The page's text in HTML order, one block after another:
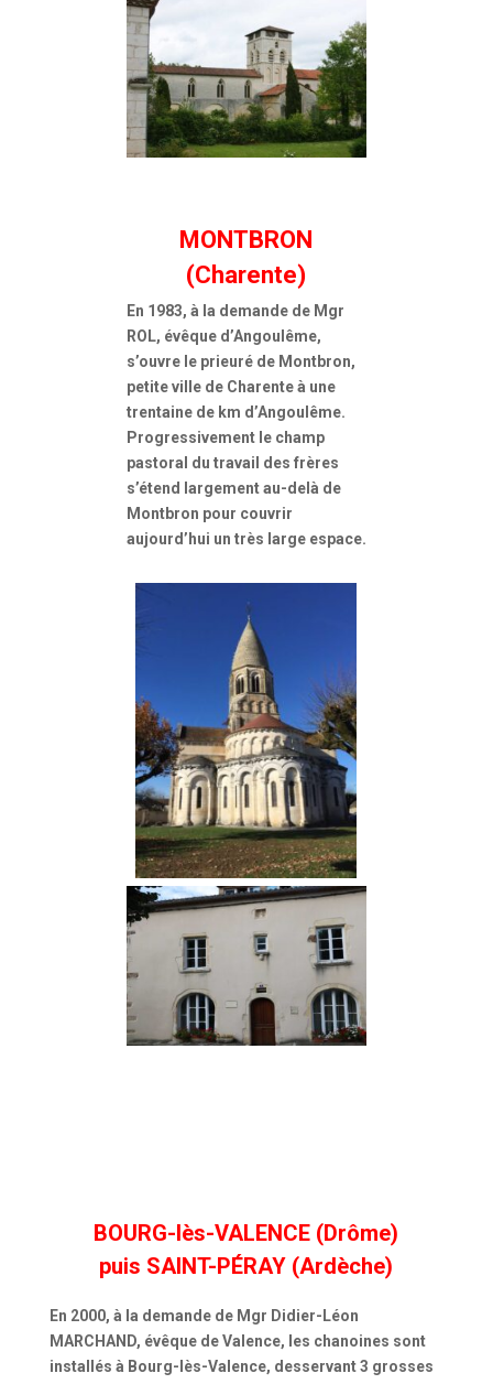
MONTBRON
(Charente)
En 1983, à la demande de Mgr
ROL, évêque d’Angoulême,
s’ouvre le prieuré de Montbron,
petite ville de Charente à une
trentaine de km d’Angoulême.
Progressivement le champ
pastoral du travail des frères
s’étend largement au-delà de
Montbron pour couvrir
aujourd’hui un très large espace.
BOURG-lès-VALENCE (Drôme)
puis SAINT-PÉRAY (Ardèche)
En 2000, à la demande de Mgr Didier-Léon
MARCHAND, évêque de Valence, les chanoines sont
installés à Bourg-lès-Valence, desservant 3 grosses